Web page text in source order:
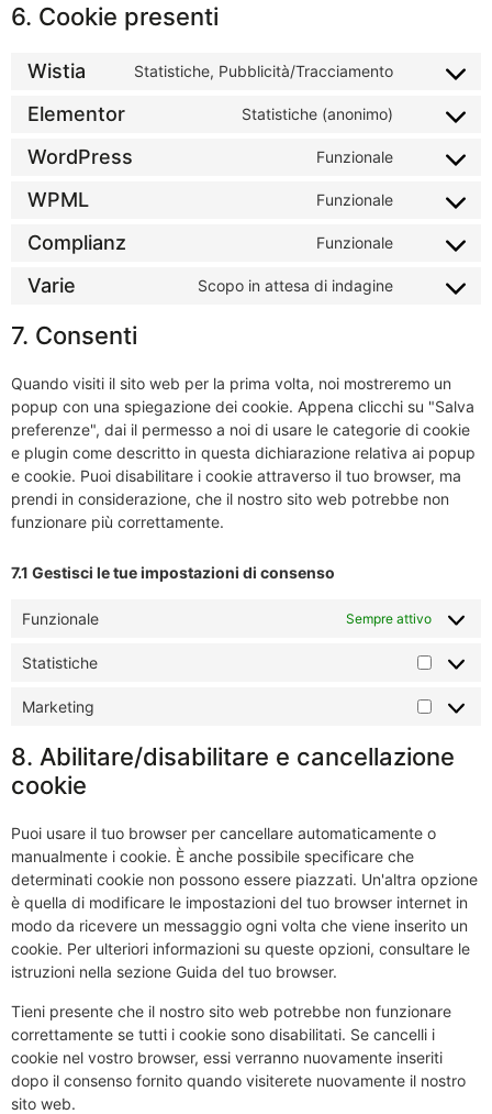
6. Cookie presenti
Wistia Statistiche, Pubblicità/Tracciamento
Elementor Statistiche (anonimo)
WordPress Funzionale
WPML Funzionale
Complianz Funzionale
Varie Scopo in attesa di indagine
7. Consenti
Quando visiti il sito web per la prima volta, noi mostreremo un
popup con una spiegazione dei cookie. Appena clicchi su "Salva
preferenze", dai il permesso a noi di usare le categorie di cookie
e plugin come descritto in questa dichiarazione relativa ai popup
e cookie. Puoi disabilitare i cookie attraverso il tuo browser, ma
prendi in considerazione, che il nostro sito web potrebbe non
funzionare più correttamente.
7.1 Gestisci le tue impostazioni di consenso
Funzionale Sempre attivo
Statistiche
Marketing
8. Abilitare/disabilitare e cancellazione
cookie
Puoi usare il tuo browser per cancellare automaticamente o
manualmente i cookie. È anche possibile specificare che
determinati cookie non possono essere piazzati. Un'altra opzione
è quella di modificare le impostazioni del tuo browser internet in
modo da ricevere un messaggio ogni volta che viene inserito un
cookie. Per ulteriori informazioni su queste opzioni, consultare le
istruzioni nella sezione Guida del tuo browser.
Tieni presente che il nostro sito web potrebbe non funzionare
correttamente se tutti i cookie sono disabilitati. Se cancelli i
cookie nel vostro browser, essi verranno nuovamente inseriti
dopo il consenso fornito quando visiterete nuovamente il nostro
sito web.